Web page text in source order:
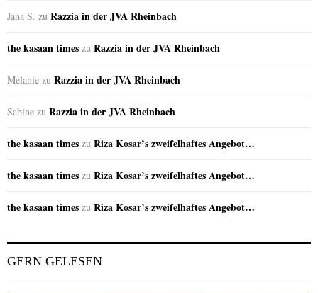
Jana S. zu Razzia in der JVA Rheinbach
the kasaan times zu Razzia in der JVA Rheinbach
Melanie zu Razzia in der JVA Rheinbach
Sabine zu Razzia in der JVA Rheinbach
the kasaan times zu Riza Kosar’s zweifelhaftes Angebot…
the kasaan times zu Riza Kosar’s zweifelhaftes Angebot…
the kasaan times zu Riza Kosar’s zweifelhaftes Angebot…
GERN GELESEN